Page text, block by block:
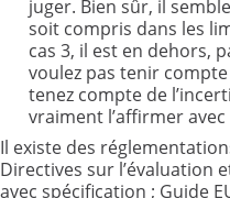
juger. Bien sûr, il
soit compris dans les
cas 3, il est en dehors,
voulez pas tenir
tenez compte de
vraiment l’affirmer
Il existe des
Directives sur l’évaluation
avec spécification ; Guide